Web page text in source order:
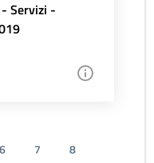
Servizi -
6 7
8